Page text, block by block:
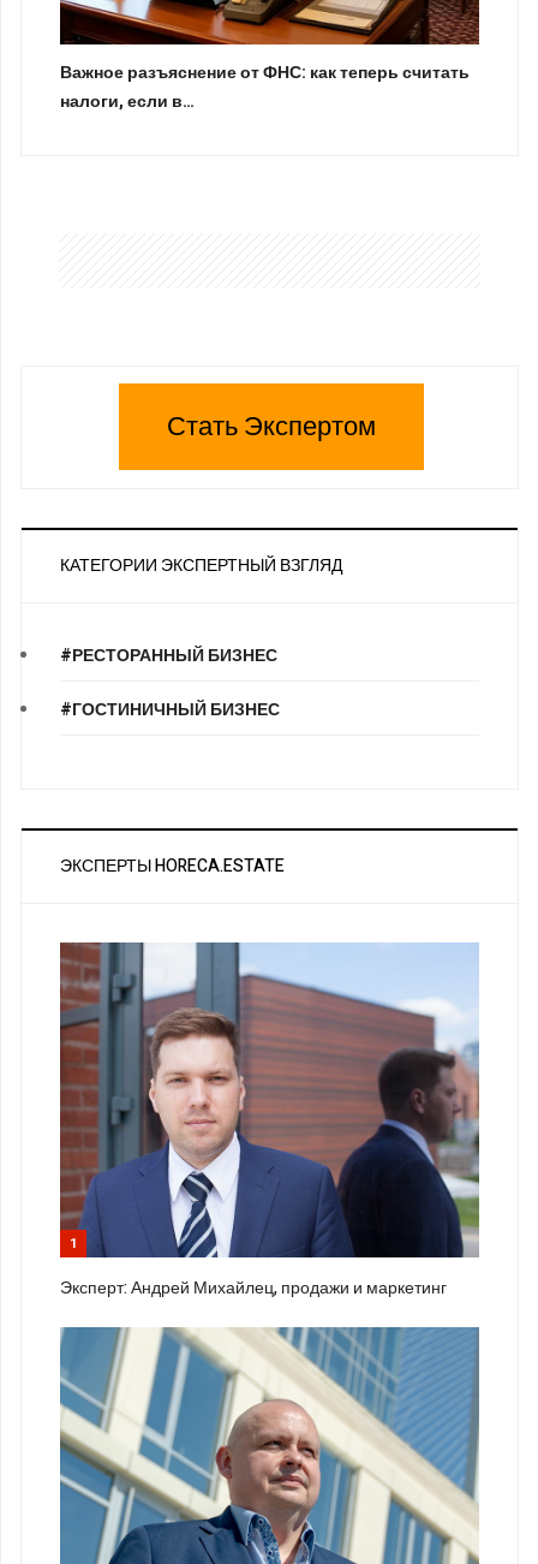
Важное разъяснение от ФНС: как теперь считать
налоги, если в…
Стать Экспертом
КАТЕГОРИИ ЭКСПЕРТНЫЙ ВЗГЛЯД
#РЕСТОРАННЫЙ БИЗНЕС
#ГОСТИНИЧНЫЙ БИЗНЕС
ЭКСПЕРТЫ HORECA.ESTATE
1
Эксперт: Андрей Михайлец, продажи и маркетинг